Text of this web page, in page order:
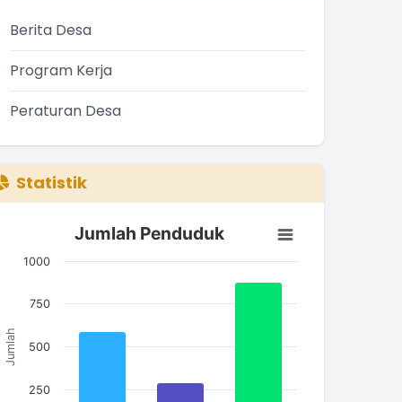
Berita Desa
Program Kerja
Peraturan Desa
Statistik
Jumlah Penduduk
Bar chart with 3 bars.
The chart has 1 X axis displaying categories.
The chart has 1 Y axis displaying Jumlah. Data ranges
Jumlah
Jumlah Penduduk
250
500
750
1000